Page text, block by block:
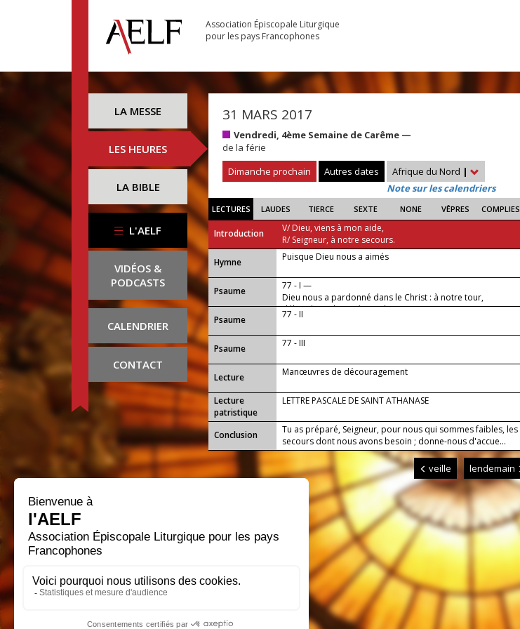
Association Épiscopale Liturgique
pour les pays Francophones
LA MESSE
LES HEURES
LA BIBLE
L'AELF
VIDÉOS &
PODCASTS
CALENDRIER
CONTACT
31 MARS 2017
Vendredi, 4ème Semaine de Carême —
de la férie
Dimanche prochain
Autres dates Afrique du Nord |
Note sur les calendriers
LECTURES LAUDES TIERCE SEXTE NONE VÊPRES COMPLIES
Introduction
V/ Dieu, viens à mon aide,
R/ Seigneur, à notre secours.
...
Hymne Puisque Dieu nous a aimés
Psaume
77 - I —
Dieu nous a pardonné dans le Christ : à notre tour,
débordons de miséricorde.
Psaume
77 - II
Psaume 77 - III
Lecture Manœuvres de découragement
Lecture
patristique
LETTRE PASCALE DE SAINT ATHANASE
Conclusion
Tu as préparé, Seigneur, pour nous qui sommes faibles, les
secours dont nous avons besoin ; donne-nous d'accue...
veille lendemain